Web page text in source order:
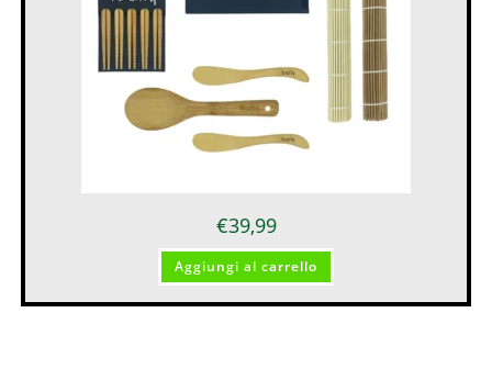
€39,99
Aggiungi al carrello